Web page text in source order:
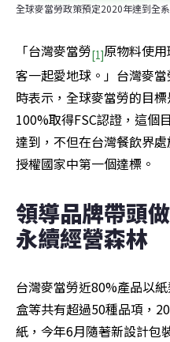
全球麥當勞政策預定2020年達到全
「台灣麥當勞[1]原物料使
客一起愛地球。」台灣麥
時表示，全球麥當勞的目
100%取得FSC認證，這個
達到，不但在台灣餐飲界
授權國家中第一個達標。
領導品牌帶頭
永續經營森林
台灣麥當勞近80%產品以
盒等共有超過50種品項，
紙，今年6月隨著新設計包